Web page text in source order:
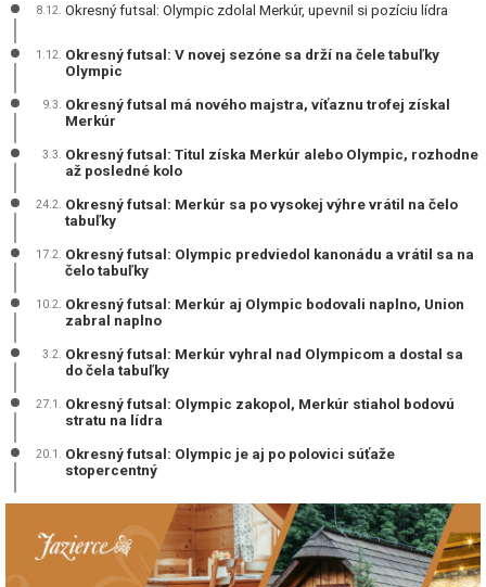
8.12. Okresný futsal: Olympic zdolal Merkúr, upevnil si pozíciu lídra
1.12. Okresný futsal: V novej sezóne sa drží na čele tabuľky
Olympic
9.3. Okresný futsal má nového majstra, víťaznu trofej získal
Merkúr
3.3. Okresný futsal: Titul získa Merkúr alebo Olympic, rozhodne
až posledné kolo
24.2. Okresný futsal: Merkúr sa po vysokej výhre vrátil na čelo
tabuľky
17.2. Okresný futsal: Olympic predviedol kanonádu a vrátil sa na
čelo tabuľky
10.2. Okresný futsal: Merkúr aj Olympic bodovali naplno, Union
zabral naplno
3.2. Okresný futsal: Merkúr vyhral nad Olympicom a dostal sa
do čela tabuľky
27.1. Okresný futsal: Olympic zakopol, Merkúr stiahol bodovú
stratu na lídra
20.1. Okresný futsal: Olympic je aj po polovici súťaže
stopercentný